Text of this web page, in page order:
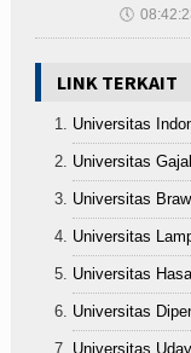
🕔
LINK TERKAIT
Universitas
Universitas
Universitas
Universitas
Universitas
Universitas
Universitas